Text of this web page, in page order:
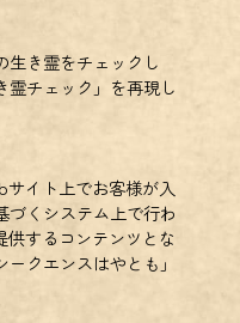
生き霊をチェックし
霊チェック」を再現し
イト上でお客様が入
づくシステム上で行わ
するコンテンツとな
クエンスはやとも」